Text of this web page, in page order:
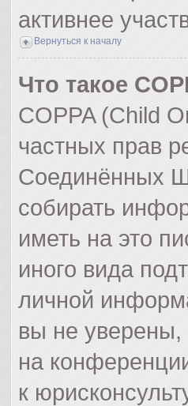
активнее
Вернуться к началу
Что такое
COPPA (Child
частных прав
Соединённых
собирать
иметь на это
иного вида
личной
вы не уверены,
на
к